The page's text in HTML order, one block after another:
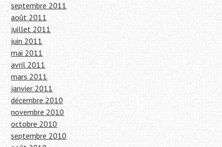
septembre 2011
août 2011
juillet 2011
juin 2011
mai 2011
avril 2011
mars 2011
janvier 2011
décembre 2010
novembre 2010
octobre 2010
septembre 2010